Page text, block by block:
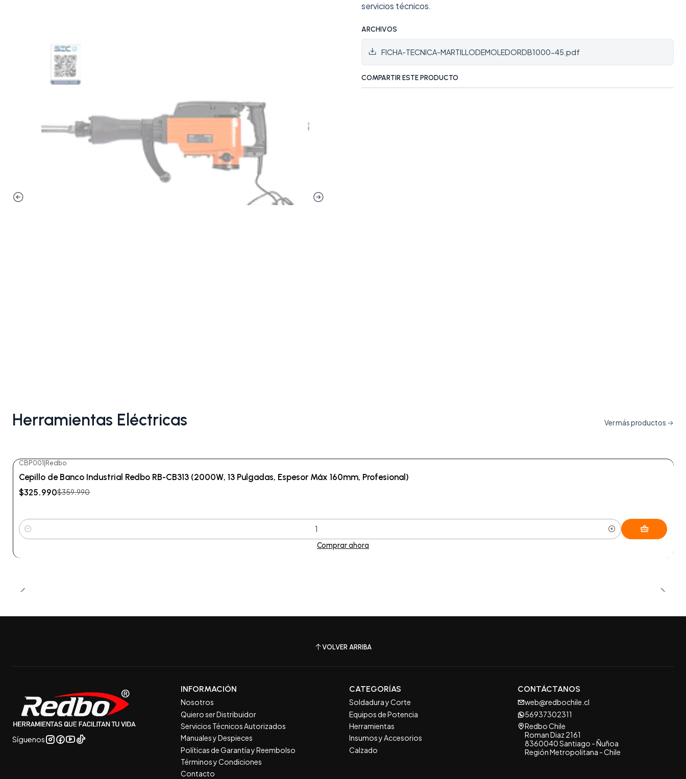
servicios técnicos.
ARCHIVOS
FICHA-TECNICA-MARTILLODEMOLEDORDB1000-45.pdf
COMPARTIR ESTE PRODUCTO
Herramientas Eléctricas Ver más productos
CBP001 Redbo
Cepillo de Banco Industrial Redbo RB-CB313 (2000W, 13 Pulgadas, Espesor Máx 160mm, Profesional)
$325.990$359.990
Cantidad
Comprar ahora
VOLVER ARRIBA
Síguenos
INFORMACIÓN
Nosotros
Quiero ser Distribuidor
Servicios Técnicos Autorizados
Manuales y Despieces
Políticas de Garantía y Reembolso
Términos y Condiciones
Contacto
CATEGORÍAS
Soldadura y Corte
Equipos de Potencia
Herramientas
Insumos y Accesorios
Calzado
CONTÁCTANOS
web@redbochile.cl
56937302311
Redbo Chile
Roman Diaz 2161
8360040 Santiago - Ñuñoa
Región Metropolitana - Chile